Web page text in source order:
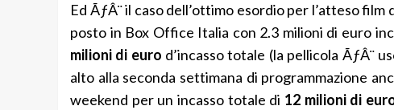
Ed ÃƒÂ¨ il caso dell’ottimo esordio per l’atteso film
posto in Box Office Italia con 2.3 milioni di euro
milioni di euro d’incasso totale (la pellicola ÃƒÂ¨
alto alla seconda settimana di programmazione
weekend per un incasso totale di 12 milioni di